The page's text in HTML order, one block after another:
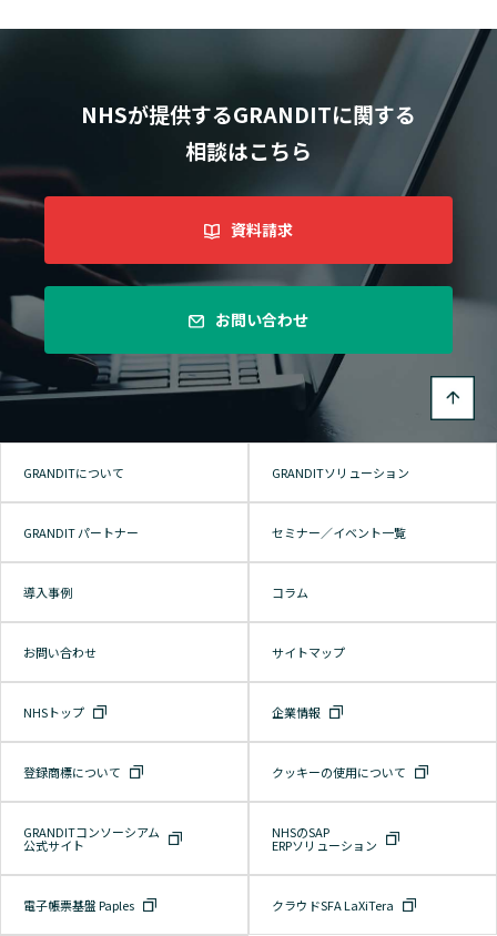
NHSが提供するGRANDITに関する
相談はこちら
資料請求
お問い合わせ
GRANDITについて GRANDITソリューション
GRANDIT パートナー セミナー／イベント一覧
導入事例 コラム
お問い合わせ サイトマップ
NHSトップ 企業情報
登録商標について クッキーの使用について
GRANDITコンソーシアム
公式サイト
NHSのSAP
ERPソリューション
電子帳票基盤 Paples クラウドSFA LaXiTera